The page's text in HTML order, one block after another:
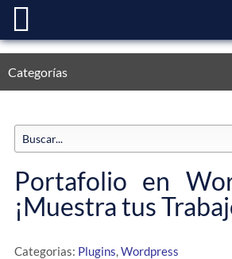
Categorías
Portafolio en
¡Muestra tus
Categorias: Plugins,Wordpress